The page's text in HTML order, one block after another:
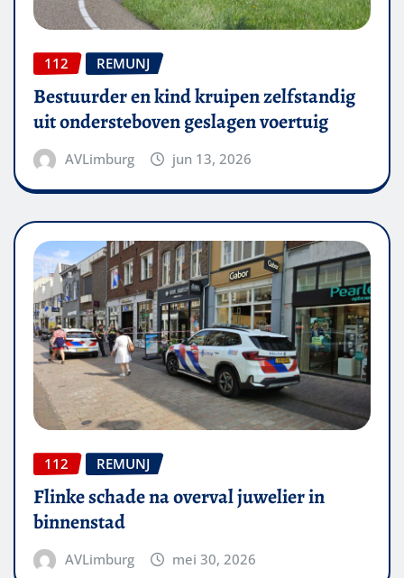
112 REMUNJ
Bestuurder en kind kruipen zelfstandig
uit ondersteboven geslagen voertuig
AVLimburg jun 13, 2026
112 REMUNJ
Flinke schade na overval juwelier in
binnenstad
AVLimburg mei 30, 2026